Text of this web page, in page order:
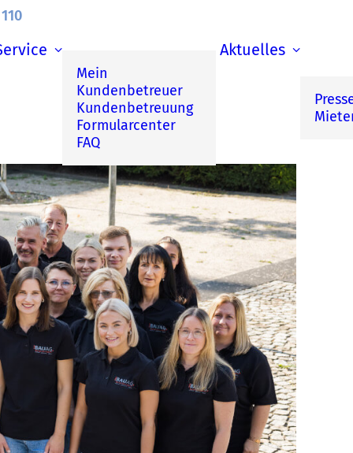
Mein
Kundenbetreuer
Kundenbetreuung
Formularcenter
FAQ
Aktuelles